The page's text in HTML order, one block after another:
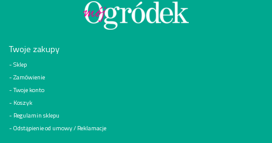
Twoje zakupy
Sklep
Zamówienie
Twoje konto
Koszyk
Regulamin sklepu
Odstąpienie od umowy / Reklamacje